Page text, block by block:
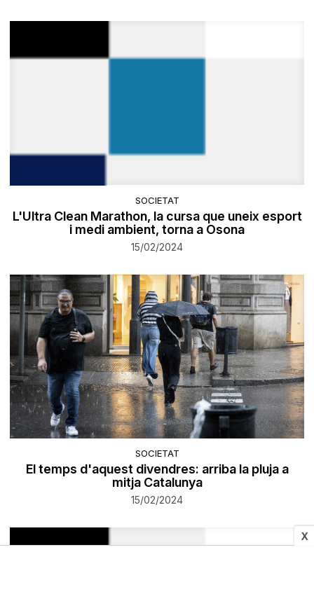
X
SOCIETAT
L'Ultra Clean Marathon, la cursa que uneix esport
i medi ambient, torna a Osona
15/02/2024
SOCIETAT
El temps d'aquest divendres: arriba la pluja a
mitja Catalunya
15/02/2024